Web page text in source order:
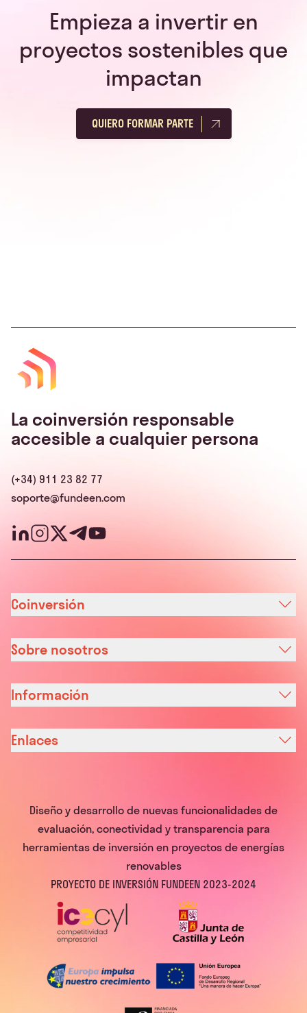
Empieza a invertir en
proyectos sostenibles que
impactan
QUIERO FORMAR PARTE
La coinversión responsable
accesible a cualquier persona
(+34) 911 23 82 77
soporte@fundeen.com
Coinversión
Sobre nosotros
Información
Enlaces
Diseño y desarrollo de nuevas funcionalidades de
evaluación, conectividad y transparencia para
herramientas de inversión en proyectos de energías
renovables
PROYECTO DE INVERSIÓN FUNDEEN 2023-2024